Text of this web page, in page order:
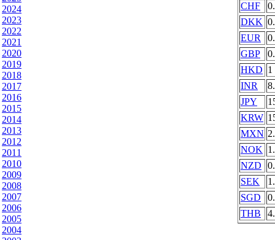
2024
2023
2022
2021
2020
2019
2018
2017
2016
2015
2014
2013
2012
2011
2010
2009
2008
2007
2006
2005
2004
CHF
DKK
EUR
GBP
HKD 1
INR
JPY
KRW
MXN
NOK
NZD
SEK
SGD
THB